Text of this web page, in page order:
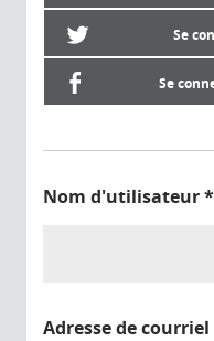
Se
Se
Nom d'utilisateur*
Adresse de courriel